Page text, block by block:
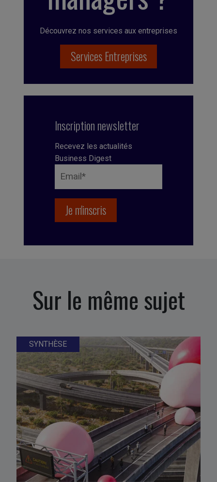
Découvrez nos services aux entreprises
Services Entreprises
Inscription newsletter
Recevez les actualités
Business Digest
Sur le même sujet
SYNTHÈSE